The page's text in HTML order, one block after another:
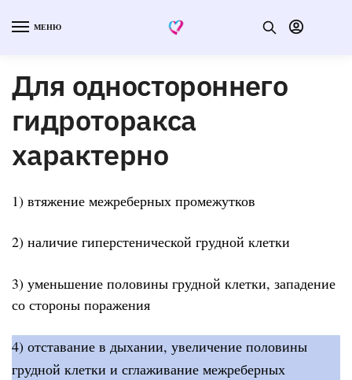
МЕНЮ
Для одностороннего
гидроторакса
характерно
1) втяжение межреберных промежутков
2) наличие гиперстенической грудной клетки
3) уменьшение половины грудной клетки, западение
со стороны поражения
4) отставание в дыхании, увеличение половины
грудной клетки и сглаживание межреберных